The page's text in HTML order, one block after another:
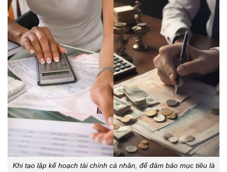
Khi tạo lập kế hoạch tài chính cá nhân, để đảm bảo mục tiêu là